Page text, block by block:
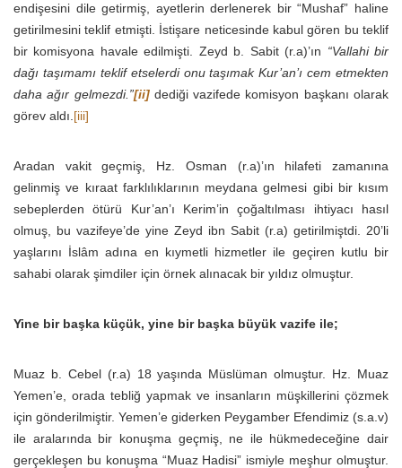
endişesini dile getirmiş, ayetlerin derlenerek bir “Mushaf” haline
getirilmesini teklif etmişti. İstişare neticesinde kabul gören bu teklif
bir komisyona havale edilmişti. Zeyd b. Sabit (r.a)’ın “Vallahi bir
dağı taşımamı teklif etselerdi onu taşımak Kur’an’ı cem etmekten
daha ağır gelmezdi.”[ii]dediği vazifede komisyon başkanı olarak
görev aldı. [iii]
Aradan vakit geçmiş, Hz. Osman (r.a)’ın hilafeti zamanına
gelinmiş ve kıraat farklılıklarının meydana gelmesi gibi bir kısım
sebeplerden ötürü Kur’an’ı Kerim’in çoğaltılması ihtiyacı hasıl
olmuş, bu vazifeye’de yine Zeyd ibn Sabit (r.a) getirilmiştdi. 20’li
yaşlarını İslâm adına en kıymetli hizmetler ile geçiren kutlu bir
sahabi olarak şimdiler için örnek alınacak bir yıldız olmuştur.
Yine bir başka küçük, yine bir başka büyük vazife ile;
Muaz b. Cebel (r.a) 18 yaşında Müslüman olmuştur. Hz. Muaz
Yemen’e, orada tebliğ yapmak ve insanların müşkillerini çözmek
için gönderilmiştir. Yemen’e giderken Peygamber Efendimiz (s.a.v)
ile aralarında bir konuşma geçmiş, ne ile hükmedeceğine dair
gerçekleşen bu konuşma “Muaz Hadisi” ismiyle meşhur olmuştur.